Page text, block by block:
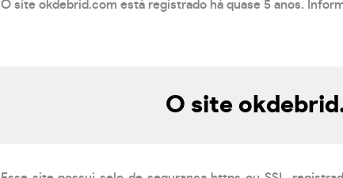
O site okdebrid.com está registrado há quase 5 anos.
O site